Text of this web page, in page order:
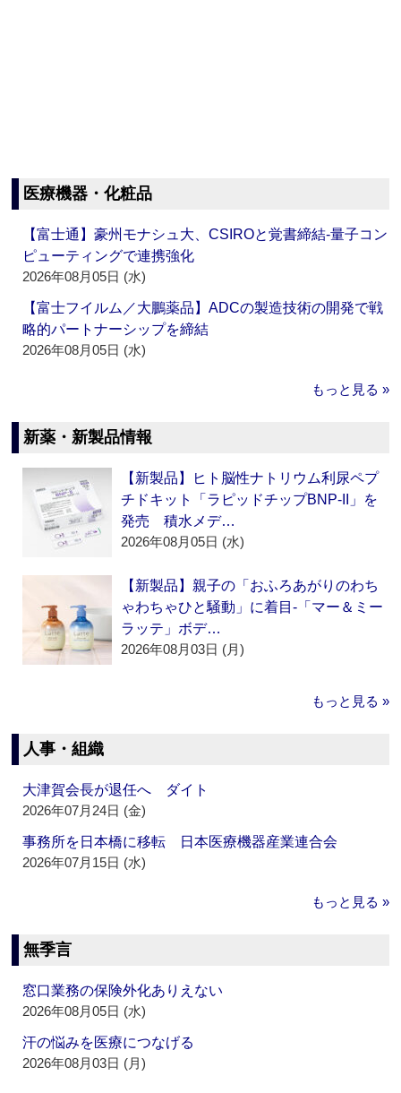
医療機器・化粧品
【富士通】豪州モナシュ大、CSIROと覚書締結‐量子コン
ピューティングで連携強化
2026年08月05日 (水)
【富士フイルム／大鵬薬品】ADCの製造技術の開発で戦
略的パートナーシップを締結
2026年08月05日 (水)
もっと見る »
新薬・新製品情報
【新製品】ヒト脳性ナトリウム利尿ペプ
チドキット「ラピッドチップBNP-II」を
発売 積水メデ…
2026年08月05日 (水)
【新製品】親子の「おふろあがりのわち
ゃわちゃひと騒動」に着目‐「マー＆ミー
ラッテ」ボデ…
2026年08月03日 (月)
もっと見る »
人事・組織
大津賀会長が退任へ ダイト
2026年07月24日 (金)
事務所を日本橋に移転 日本医療機器産業連合会
2026年07月15日 (水)
もっと見る »
無季言
窓口業務の保険外化ありえない
2026年08月05日 (水)
汗の悩みを医療につなげる
2026年08月03日 (月)